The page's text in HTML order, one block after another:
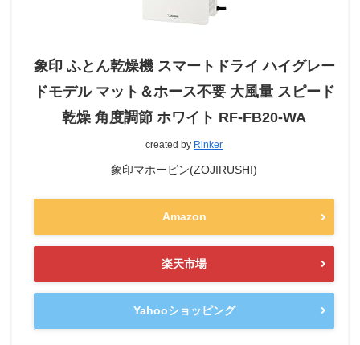
象印 ふとん乾燥機 スマートドライ ハイグレー
ドモデル マット＆ホース不要 大風量 スピード
乾燥 角度調節 ホワイト RF-FB20-WA
created by Rinker
象印マホービン(ZOJIRUSHI)
Amazon
楽天市場
Yahooショッピング